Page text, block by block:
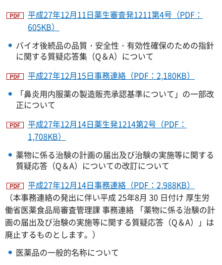
平成27年12月11日薬生審査発1211第4号（PDF：
605KB）
バイオ後続品の品質・安全性・有効性確保のための指針
に関する質疑応答集（Q＆A）について
平成27年12月15日事務連絡（PDF：2,180KB）
「鼻炎用内服薬の製造販売承認基準について」の一部改
正について
平成27年12月14日薬生発1214第2号（PDF：
1,708KB）
薬物に係る治験の計画の届出及び治験の実施等に関する
質疑応答（Q＆A）についての改訂について
平成27年12月14日事務連絡（PDF：2,988KB）
（本事務連絡の発出に伴い平成 25年8月 30 日付け 厚生労
働省医薬食品局審査管理課 事務連絡 「薬物に係る治験の計
画の届出及び治験の実施等に関する質疑応答（Q＆A）」は
廃止するものとします。）
医薬品の一般的名称について